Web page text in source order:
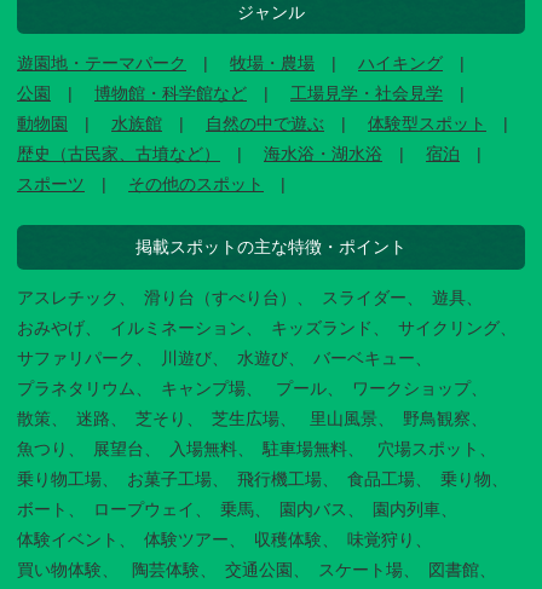
ジャンル
遊園地・テーマパーク 牧場・農場
ハイキング
公園
博物館・科学館など
工場見学・社会見学
動物園
水族館 自然の中で遊ぶ
体験型スポット
歴史（古民家、古墳など）
海水浴・湖水浴
宿泊
スポーツ
その他のスポット
掲載スポットの主な特徴・ポイント
アスレチック 滑り台（すべり台） スライダー
遊具
おみやげ
イルミネーション キッズランド
サイクリング
サファリパーク
川遊び 水遊び
バーベキュー
プラネタリウム
キャンプ場 プール
ワークショップ
散策
迷路 芝そり 芝生広場 里山風景
野鳥観察
魚つり
展望台 入場無料 駐車場無料
穴場スポット
乗り物工場
お菓子工場 飛行機工場 食品工場
乗り物
ボート
ロープウェイ 乗馬 園内バス
園内列車
体験イベント
体験ツアー 収穫体験
味覚狩り
買い物体験
陶芸体験 交通公園 スケート場 図書館